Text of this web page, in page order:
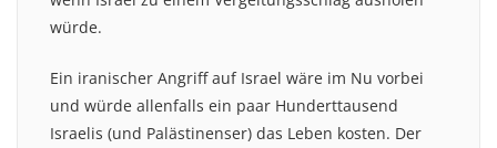
würde.
Ein iranischer Angriff auf Israel wäre im Nu vorbei
und würde allenfalls ein paar Hunderttausend
Israelis (und Palästinenser) das Leben kosten. Der